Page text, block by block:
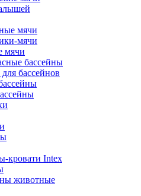
мячи
мячи
мячи
бассейны
бассейнов
кровати Intex
животные